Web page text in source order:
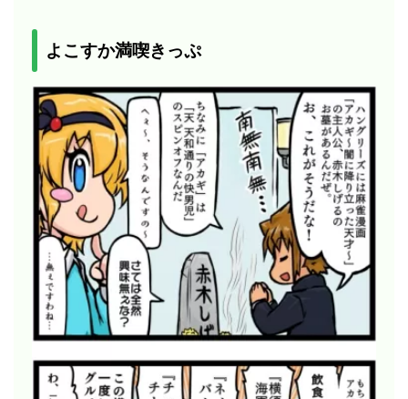
よこすか満喫きっぷ